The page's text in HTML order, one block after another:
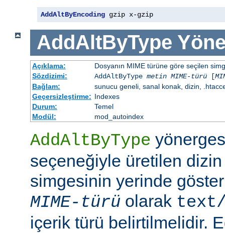
AddAltByEncoding gzip x-gzip
AddAltByType
Açıklama:
Dosyanın MIME türüne göre seçilen
Sözdizimi:
AddAltByType metin MIME-türü[
Bağlam:
sunucu geneli, sanal konak, dizin,
Geçersizleştirme: Indexes
Durum:
Temel
Modül:
mod_autoindex
AddAltByType
seçeneğiyle üretilen
simgesinin yerinde
MIME-türü olarak
içerik türü belirtilmelidir.